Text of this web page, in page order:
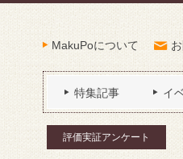
MakuPoについて
特集記事 イ
評価実証アンケート